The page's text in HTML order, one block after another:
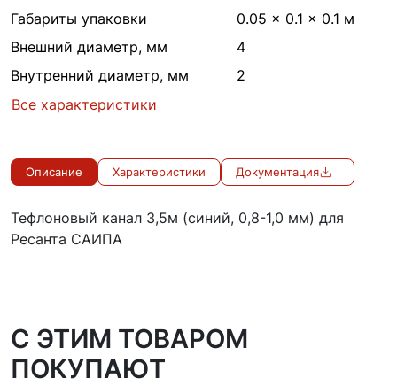
Габариты упаковки
0.05 × 0.1 × 0.1 м
Внешний диаметр, мм
4
Внутренний диаметр, мм
2
Все характеристики
Описание Характеристики Документация
Тефлоновый канал 3,5м (синий, 0,8-1,0 мм) для
Ресанта САИПА
C ЭТИМ ТОВАРОМ
ПОКУПАЮТ